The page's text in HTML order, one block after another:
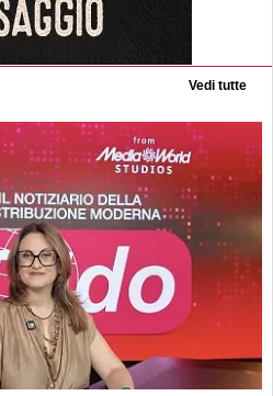
Vedi tutte